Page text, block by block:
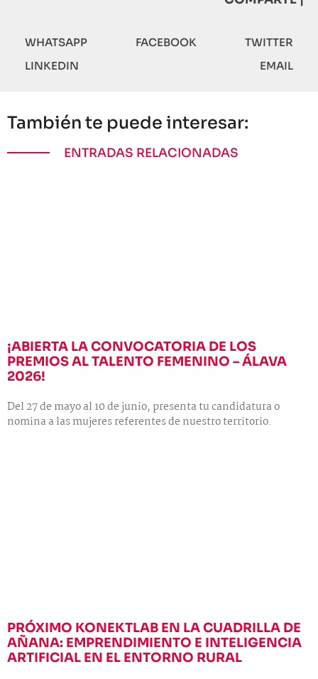
WHATSAPP FACEBOOK
TWITTER
LINKEDIN
EMAIL
También te puede interesar:
ENTRADAS RELACIONADAS
¡ABIERTA LA CONVOCATORIA DE LOS
PREMIOS AL TALENTO FEMENINO – ÁLAVA
2026!
Del 27 de mayo al 10 de junio, presenta tu candidatura o
nomina a las mujeres referentes de nuestro territorio.
PRÓXIMO KONEKTLAB EN LA CUADRILLA DE
AÑANA: EMPRENDIMIENTO E INTELIGENCIA
ARTIFICIAL EN EL ENTORNO RURAL